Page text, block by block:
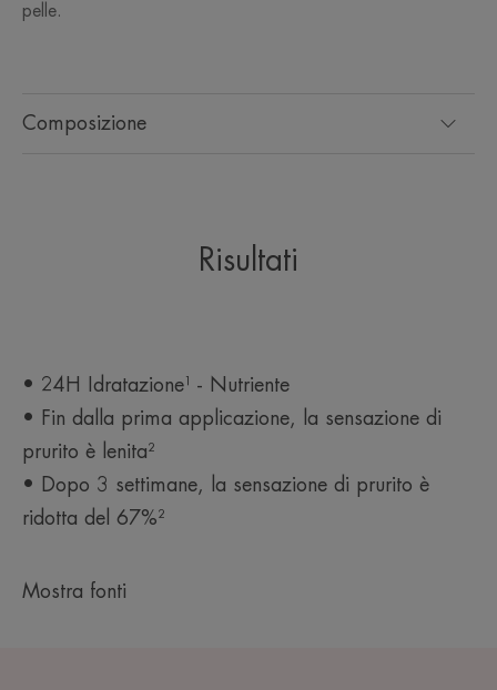
Qui di seguito le informazioni sullo smaltimento
dell’imballaggio dopo l’utilizzo del prodotto.
Formato 400ml - EAN 3282770389883
Flacone (PET 1): PLASTICA
**Legato alla secchezza cutanea.
**Prurito dovuto a secchezza cutanea.
Composizione
pelle.
Risultati
• 24H Idratazione¹ - Nutriente
• Fin dalla prima applicazione, la sensazione di
prurito è lenita²
• Dopo 3 settimane, la sensazione di prurito è
ridotta del 67%²
Mostra fonti